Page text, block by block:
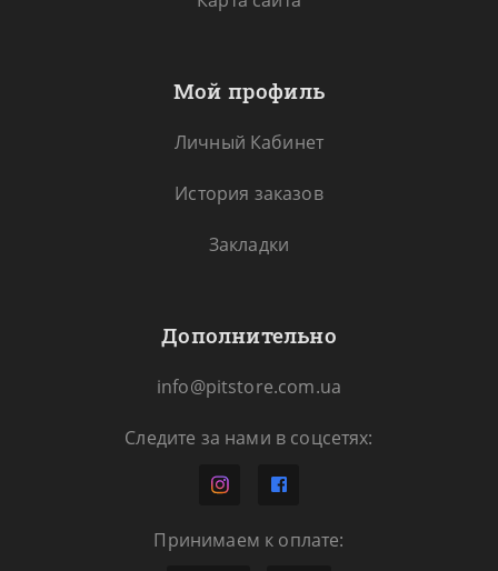
Мой профиль
Личный Кабинет
История заказов
Закладки
Дополнительно
info@pitstore.com.ua
Следите за нами в соцсетях:
Принимаем к оплате: